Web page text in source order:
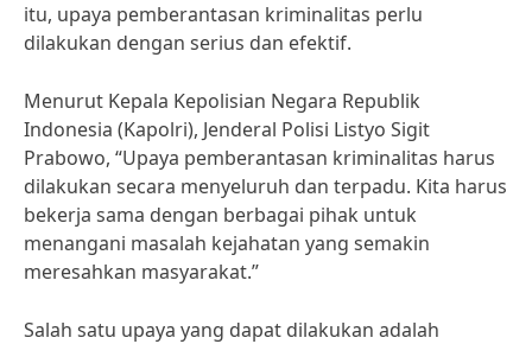
itu, upaya pemberantasan kriminalitas perlu
dilakukan dengan serius dan efektif.
Menurut Kepala Kepolisian Negara Republik
Indonesia (Kapolri), Jenderal Polisi Listyo Sigit
Prabowo, “Upaya pemberantasan kriminalitas harus
dilakukan secara menyeluruh dan terpadu. Kita harus
bekerja sama dengan berbagai pihak untuk
menangani masalah kejahatan yang semakin
meresahkan masyarakat.”
Salah satu upaya yang dapat dilakukan adalah